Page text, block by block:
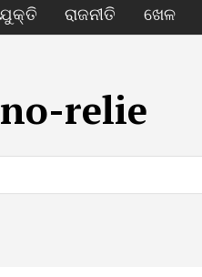
ରାଜନୀତି ଖେଳ
no-relie